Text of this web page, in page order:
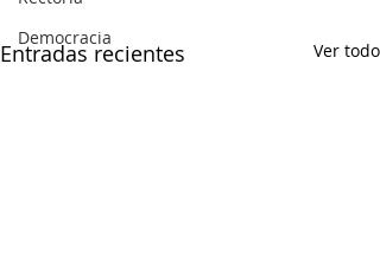
Democracia
Entradas recientes Ver todo